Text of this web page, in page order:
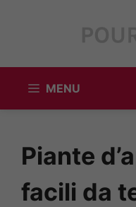
MENU
Piante
facili da